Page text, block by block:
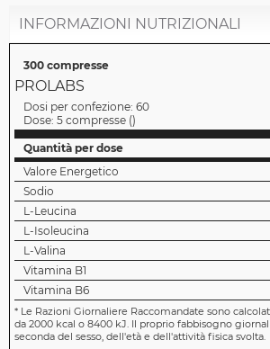
INFORMAZIONI NUTRIZIONALI
300 compresse
PROLABS
Dosi per confezione: 60
Dose: 5 compresse ()
Quantità per dose
Valore Energetico
Sodio
L-Leucina
L-Isoleucina
L-Valina
Vitamina B1
Vitamina B6
* Le Razioni Giornaliere Raccomandate sono
da 2000 kcal o 8400 kJ. Il proprio fabbisogno
seconda del sesso, dell'età e dell'attività fisica svolta.